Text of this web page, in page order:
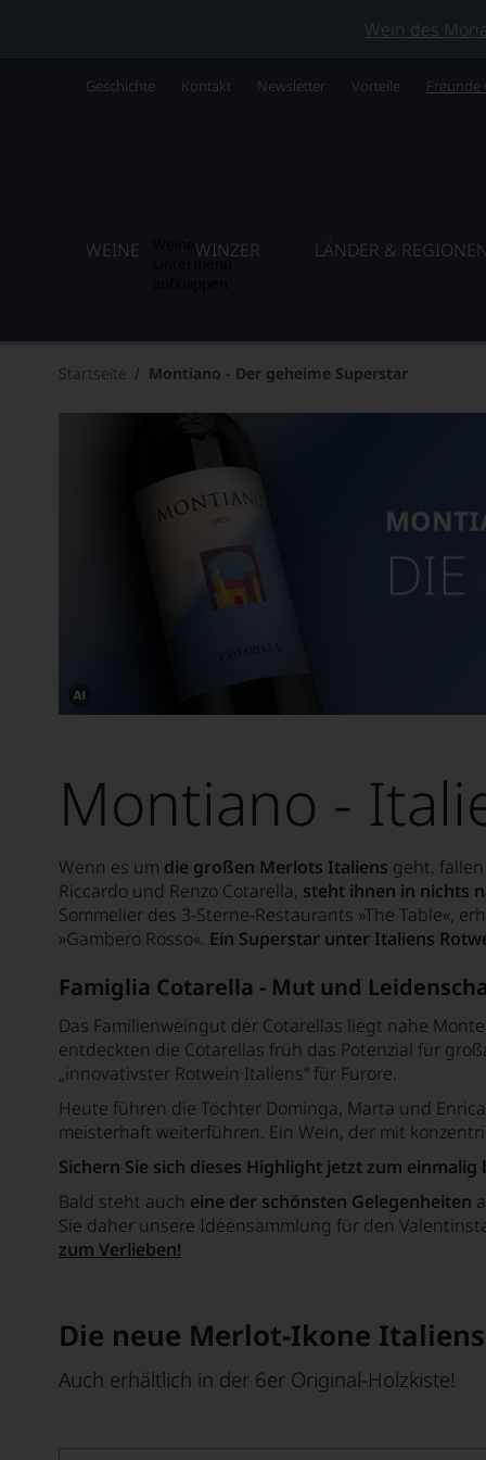
Wein des
Geschichte Kontakt Newsletter Vorteile Freunde
WEINE WINZER LÄNDER &
Startseite Montiano - Der geheime Superstar
Dieses
von
KI
verändert.
Montiano -
Wenn es um die großen Merlots Italiens geht,
Riccardo und Renzo Cotarella, steht ihnen in nichts
Sommelier des 3-Sterne-Restaurants »The Table«,
»Gambero Rosso«. Ein Superstar unter Italiens
Famiglia Cotarella - Mut und
Das Familienweingut der Cotarellas liegt nahe
entdeckten die Cotarellas früh das Potenzial für
„innovativster Rotwein Italiens“ für Furore.
Heute führen die Töchter Dominga, Marta und
meisterhaft weiterführen. Ein Wein, der mit
Sichern Sie sich dieses Highlight jetzt zum einmalig
Bald steht auch eine der schönsten Gelegenheiten
Sie daher unsere Ideensammlung für den
zum Verlieben!
Die neue Merlot-Ikone Italiens
Auch erhältlich in der 6er Original-Holzkiste!